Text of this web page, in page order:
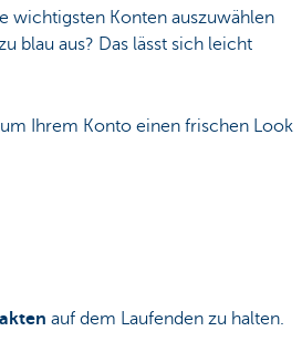
wichtigsten Konten auszuwählen
blau aus? Das lässt sich leicht
Ihrem Konto einen frischen Look
auf dem Laufenden zu halten.